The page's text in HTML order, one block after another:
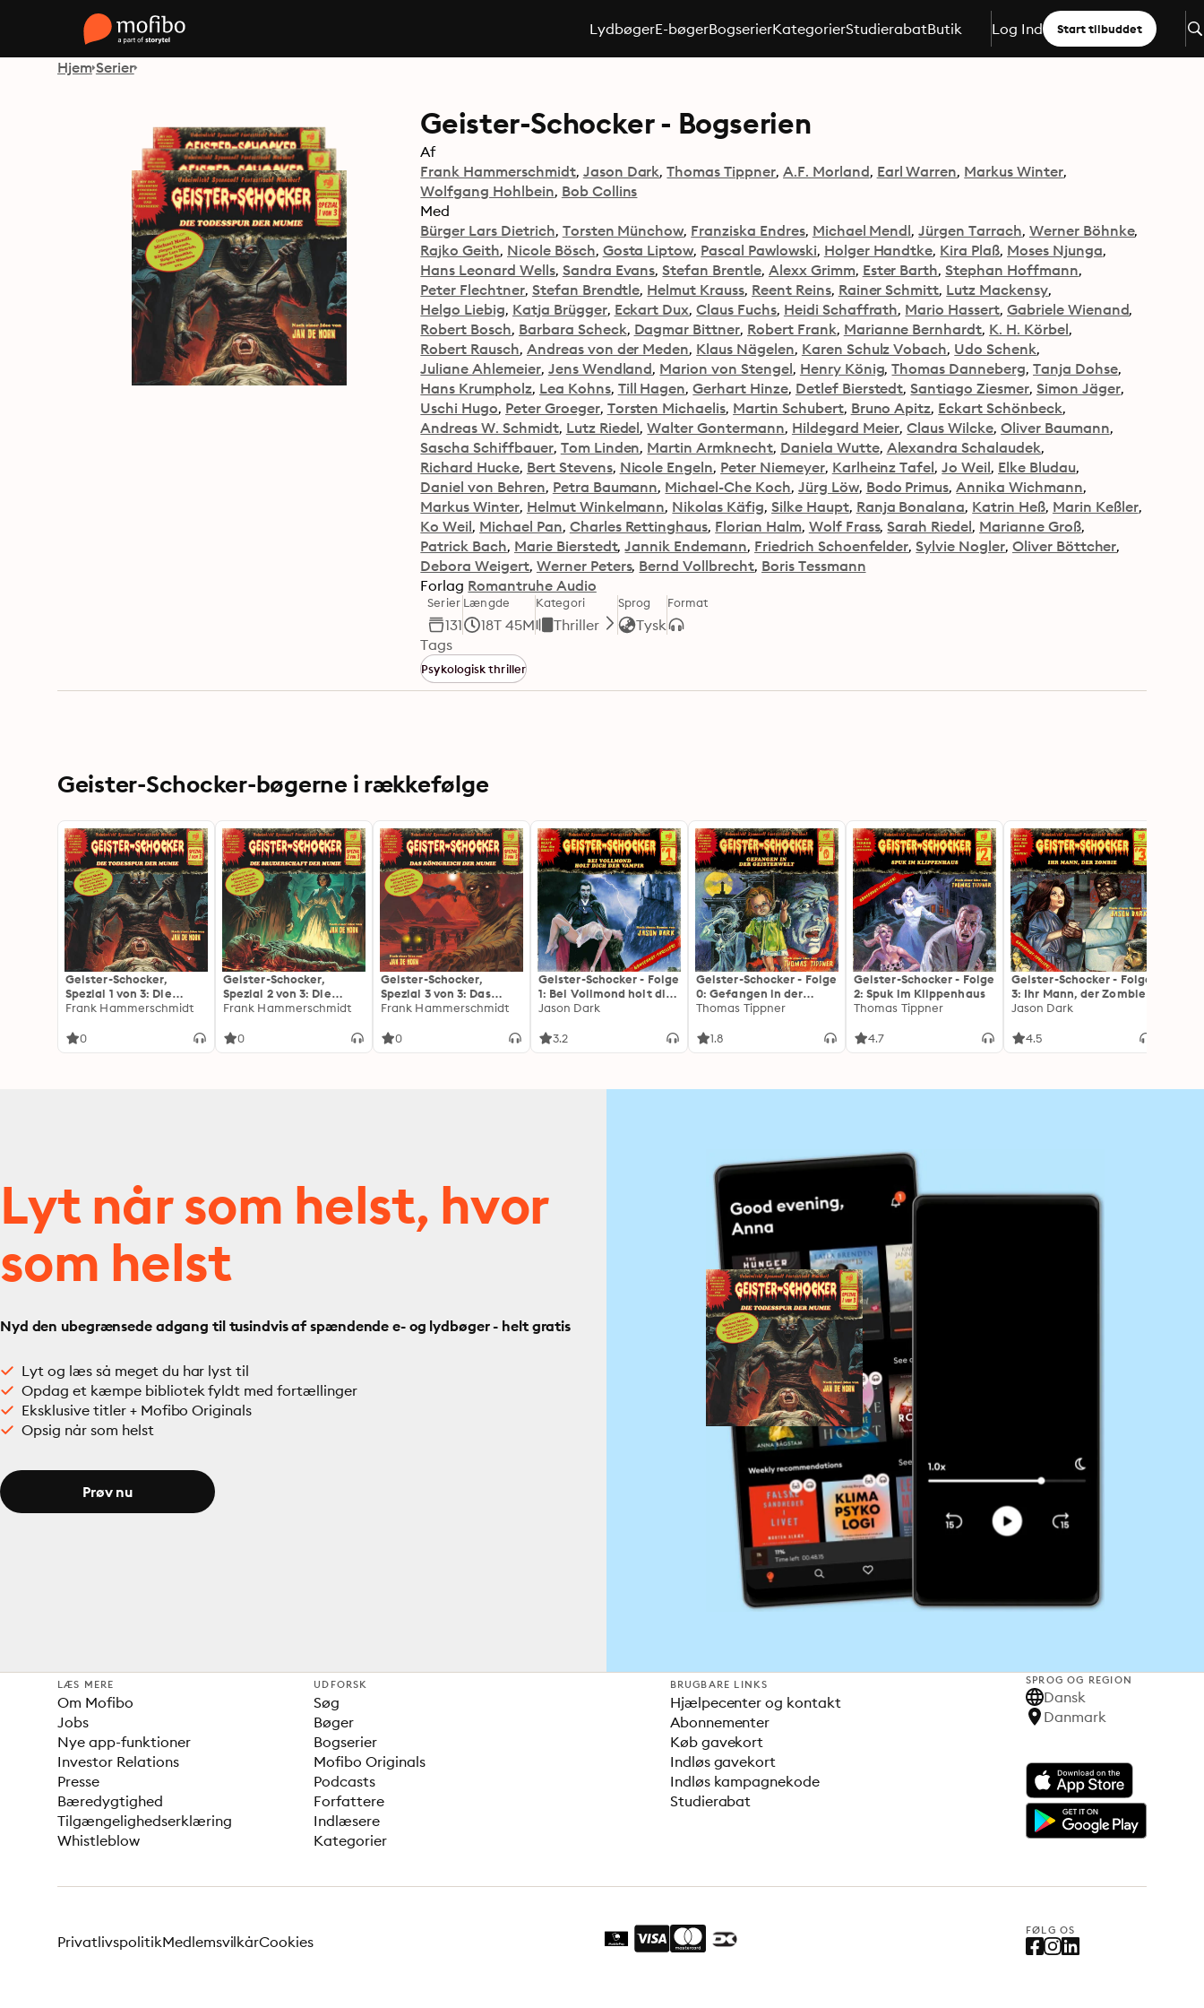
LydbøgerE-bøgerBogserierKategorierStudierabatButik Log Ind Start tilbuddet
Hjem Serier
Geister-Schocker - Bogserien
Af
Frank Hammerschmidt Jason Dark Thomas Tippner A.F. Morland Earl Warren Markus Winter
Wolfgang Hohlbein Bob Collins
Med
Bürger Lars Dietrich Torsten Münchow Franziska Endres Michael Mendl Jürgen Tarrach Werner Böhnke
Rajko Geith Nicole Bösch Gosta Liptow Pascal Pawlowski Holger Handtke Kira Plaß Moses Njunga
Hans Leonard Wells Sandra Evans Stefan Brentle Alexx Grimm Ester Barth Stephan Hoffmann
Peter Flechtner Stefan Brendtle Helmut Krauss Reent Reins Rainer Schmitt Lutz Mackensy
Helgo Liebig Katja Brügger Eckart Dux Claus Fuchs Heidi Schaffrath Mario Hassert Gabriele Wienand
Robert Bosch Barbara Scheck Dagmar Bittner Robert Frank Marianne Bernhardt K. H. Körbel
Robert Rausch Andreas von der Meden Klaus Nägelen Karen Schulz Vobach Udo Schenk
Juliane Ahlemeier Jens Wendland Marion von Stengel Henry König Thomas Danneberg Tanja Dohse
Hans Krumpholz Lea Kohns Till Hagen Gerhart Hinze Detlef Bierstedt Santiago Ziesmer Simon Jäger
Uschi Hugo Peter Groeger Torsten Michaelis Martin Schubert Bruno Apitz Eckart Schönbeck
Andreas W. Schmidt Lutz Riedel Walter Gontermann Hildegard Meier Claus Wilcke Oliver Baumann
Sascha Schiffbauer Tom Linden Martin Armknecht Daniela Wutte Alexandra Schalaudek
Richard Hucke Bert Stevens Nicole Engeln Peter Niemeyer Karlheinz Tafel Jo Weil Elke Bludau
Daniel von Behren Petra Baumann Michael-Che Koch Jürg Löw Bodo Primus Annika Wichmann
Markus Winter Helmut Winkelmann Nikolas Käfig Silke Haupt Ranja Bonalana Katrin Heß Marin Keßler
Ko Weil Michael Pan Charles Rettinghaus Florian Halm Wolf Frass Sarah Riedel Marianne Groß
Patrick Bach Marie Bierstedt Jannik Endemann Friedrich Schoenfelder Sylvie Nogler Oliver Böttcher
Debora Weigert Werner Peters Bernd Vollbrecht Boris Tessmann
Forlag Romantruhe Audio
Serier
131
Længde
18T 45M
Kategori
Thriller
Sprog
Tysk
Format
Tags
Psykologisk thriller
Geister-Schocker-bøgerne i rækkefølge
Geister-Schocker,
Spezial 1 von 3: Die
Todesspur der Mumie
Frank Hammerschmidt
0
Geister-Schocker,
Spezial 2 von 3: Die
Bruderschaft der Mumie
Frank Hammerschmidt
0
Geister-Schocker,
Spezial 3 von 3: Das
Königreich der Mumie
Frank Hammerschmidt
0
Geister-Schocker - Folge
1: Bei Vollmond holt dich
der Vampir
Jason Dark
3.2
Geister-Schocker - Folge
0: Gefangen in der
Geisterwelt
Thomas Tippner
1.8
Geister-Schocker - Folge
2: Spuk im Klippenhaus
Thomas Tippner
4.7
Geister-Schocker - Folge
3: Ihr Mann, der Zombie
Jason Dark
4.5
Lyt når som helst, hvor
som helst
Nyd den ubegrænsede adgang til tusindvis af spændende e- og lydbøger - helt gratis
Lyt og læs så meget du har lyst til
Opdag et kæmpe bibliotek fyldt med fortællinger
Eksklusive titler + Mofibo Originals
Opsig når som helst
Prøv nu
LÆS MERE
Om Mofibo
Jobs
Nye app-funktioner
Investor Relations
Presse
Bæredygtighed
Tilgængelighedserklæring
Whistleblow
UDFORSK
Søg
Bøger
Bogserier
Mofibo Originals
Podcasts
Forfattere
Indlæsere
Kategorier
BRUGBARE LINKS
Hjælpecenter og kontakt
Abonnementer
Køb gavekort
Indløs gavekort
Indløs kampagnekode
Studierabat
SPROG OG REGION
Dansk
Danmark
FØLG OS
PrivatlivspolitikMedlemsvilkårCookies